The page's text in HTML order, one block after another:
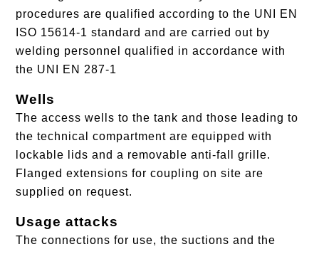
procedures are qualified according to the UNI EN
ISO 15614-1 standard and are carried out by
welding personnel qualified in accordance with
the UNI EN 287-1
Wells
The access wells to the tank and those leading to
the technical compartment are equipped with
lockable lids and a removable anti-fall grille.
Flanged extensions for coupling on site are
supplied on request.
Usage attacks
The connections for use, the suctions and the